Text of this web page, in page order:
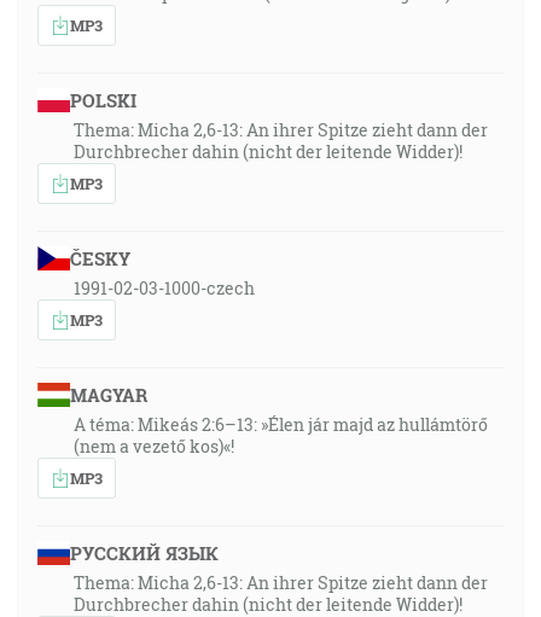
MP3
POLSKI
Thema: Micha 2,6-13: An ihrer Spitze zieht dann der
Durchbrecher dahin (nicht der leitende Widder)!
MP3
ČESKY
1991-02-03-1000-czech
MP3
MAGYAR
A téma: Mikeás 2:6–13: »Élen jár majd az hullámtörő
(nem a vezető kos)«!
MP3
РУССКИЙ ЯЗЫК
Thema: Micha 2,6-13: An ihrer Spitze zieht dann der
Durchbrecher dahin (nicht der leitende Widder)!